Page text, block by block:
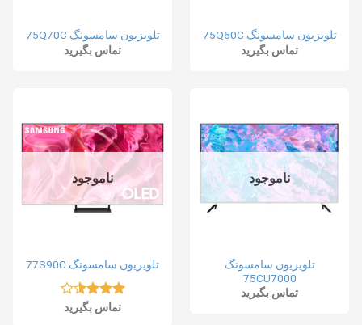
تلویزیون سامسونگ 75Q60C
تماس بگیرید
تلویزیون سامسونگ 75Q70C
تماس بگیرید
ناموجود
تلویزیون سامسونگ
75CU7000
تماس بگیرید
ناموجود
تلویزیون سامسونگ 77S90C
نمره
تماس بگیرید